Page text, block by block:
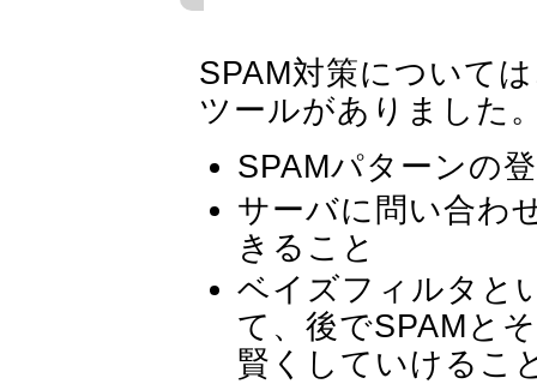
SPAM対策について
ツールがありました
SPAMパターンの
サーバに問い合わ
きること
ベイズフィルタと
て、後でSPAMと
賢くしていけるこ